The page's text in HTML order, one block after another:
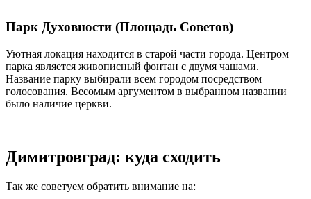
Парк Духовности (Площадь Советов)
Уютная локация находится в старой части города. Центром
парка является живописный фонтан с двумя чашами.
Название парку выбирали всем городом посредством
голосования. Весомым аргументом в выбранном названии
было наличие церкви.
Димитровград: куда сходить
Так же советуем обратить внимание на: